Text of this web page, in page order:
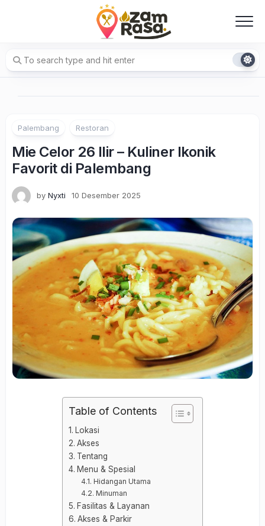
Palembang Restoran
Mie Celor 26 Ilir – Kuliner Ikonik
Favorit di Palembang
by Nyxti 10 Desember 2025
Table of Contents
Lokasi
Akses
Tentang
Menu & Spesial
Hidangan Utama
Minuman
Fasilitas & Layanan
Akses & Parkir